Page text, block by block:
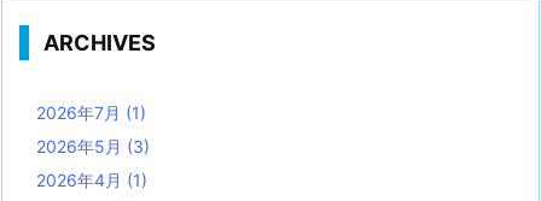
ARCHIVES
2026年7月 (1)
2026年5月 (3)
2026年4月 (1)